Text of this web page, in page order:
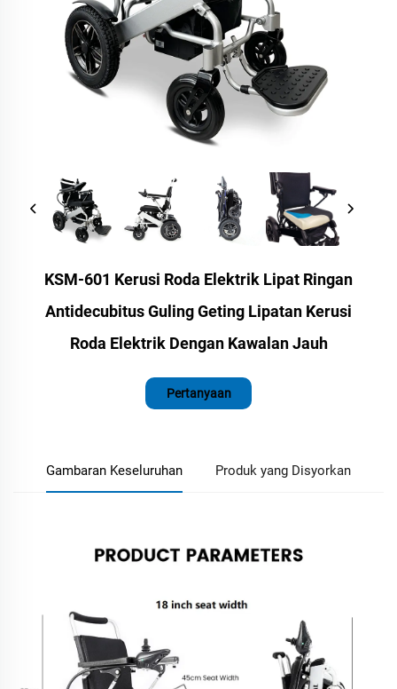
KSM-601 Kerusi Roda Elektrik Lipat Ringan
Antidecubitus Guling Geting Lipatan Kerusi
Roda Elektrik Dengan Kawalan Jauh
Pertanyaan
Gambaran Keseluruhan Produk yang Disyorkan